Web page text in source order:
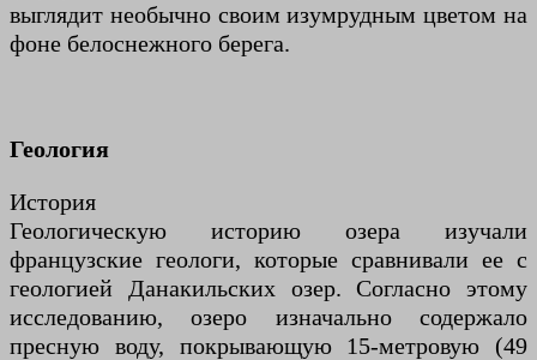
выглядит необычно своим изумрудным цветом на
фоне белоснежного берега.
Геология
История
Геологическую историю озера изучали
французские геологи, которые сравнивали ее с
геологией Данакильских озер. Согласно этому
исследованию, озеро изначально содержало
пресную воду, покрывающую 15-метровую (49